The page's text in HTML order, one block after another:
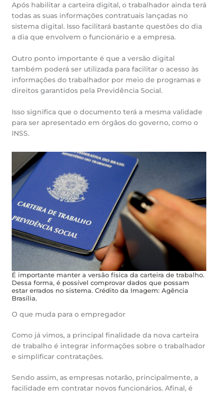
Após habilitar a carteira digital, o trabalhador ainda terá
todas as suas informações contratuais lançadas no
sistema digital. Isso facilitará bastante questões do dia
a dia que envolvem o funcionário e a empresa.
Outro ponto importante é que a versão digital
também poderá ser utilizada para facilitar o acesso às
informações do trabalhador por meio de programas e
direitos garantidos pela Previdência Social.
Isso significa que o documento terá a mesma validade
para ser apresentado em órgãos do governo, como o
INSS.
É importante manter a versão física da carteira de trabalho.
Dessa forma, é possível comprovar dados que possam
estar errados no sistema. Crédito da Imagem: Agência
Brasília.
O que muda para o empregador
Como já vimos, a principal finalidade da nova carteira
de trabalho é integrar informações sobre o trabalhador
e simplificar contratações.
Sendo assim, as empresas notarão, principalmente, a
facilidade em contratar novos funcionários. Afinal, é